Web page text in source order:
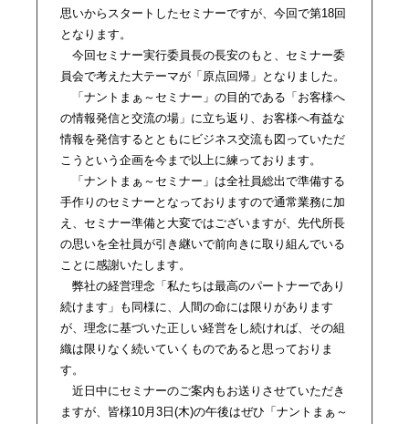
思いからスタートしたセミナーですが、今回で第18回
となります。
今回セミナー実行委員長の長安のもと、セミナー委
員会で考えた大テーマが「原点回帰」となりました。
「ナントまぁ～セミナー」の目的である「お客様へ
の情報発信と交流の場」に立ち返り、お客様へ有益な
情報を発信するとともにビジネス交流も図っていただ
こうという企画を今まで以上に練っております。
「ナントまぁ～セミナー」は全社員総出で準備する
手作りのセミナーとなっておりますので通常業務に加
え、セミナー準備と大変ではございますが、先代所長
の思いを全社員が引き継いで前向きに取り組んでいる
ことに感謝いたします。
弊社の経営理念「私たちは最高のパートナーであり
続けます」も同様に、人間の命には限りがあります
が、理念に基づいた正しい経営をし続ければ、その組
織は限りなく続いていくものであると思っておりま
す。
近日中にセミナーのご案内もお送りさせていただき
ますが、皆様10月3日(木)の午後はぜひ「ナントまぁ～